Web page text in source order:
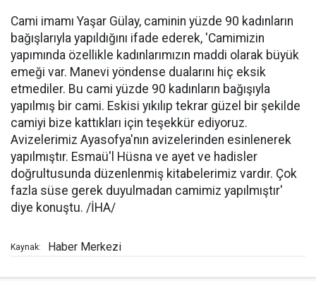
Cami imamı Yaşar Gülay, caminin yüzde 90 kadınların
bağışlarıyla yapıldığını ifade ederek, 'Camimizin
yapımında özellikle kadınlarımızın maddi olarak büyük
emeği var. Manevi yöndense dualarını hiç eksik
etmediler. Bu cami yüzde 90 kadınların bağışıyla
yapılmış bir cami. Eskisi yıkılıp tekrar güzel bir şekilde
camiyi bize kattıkları için teşekkür ediyoruz.
Avizelerimiz Ayasofya'nın avizelerinden esinlenerek
yapılmıştır. Esmaü'l Hüsna ve ayet ve hadisler
doğrultusunda düzenlenmiş kitabelerimiz vardır. Çok
fazla süse gerek duyulmadan camimiz yapılmıştır'
diye konuştu. /İHA/
Kaynak: Haber Merkezi